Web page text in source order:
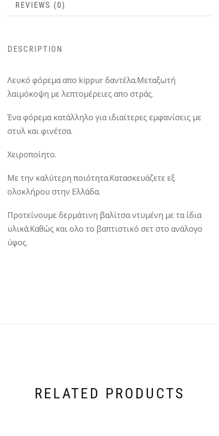
REVIEWS (0)
DESCRIPTION
Λευκό φόρεμα απο kippur δαντέλα.Μεταξωτή
λαιμόκοψη με λεπτομέρειες απο στράς.
Ένα φόρεμα κατάλληλο για ιδιαίτερες εμφανίσεις με
στυλ και φινέτσα.
Χειροποίητο.
Με την καλύτερη ποιότητα.Κατασκευάζετε εξ
ολοκλήρου στην Ελλάδα.
Προτείνουμε δερμάτινη βαλίτσα ντυμένη με τα ίδια
υλικά.Καθώς και ολο το βαπτιστικό σετ στο ανάλογο
ύφος.
RELATED PRODUCTS